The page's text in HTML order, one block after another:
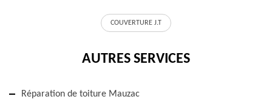
COUVERTURE J.T
AUTRES SERVICES
Réparation de toiture Mauzac